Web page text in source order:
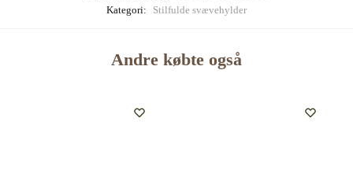
Kategori:
Stilfulde svævehylder
Andre købte også